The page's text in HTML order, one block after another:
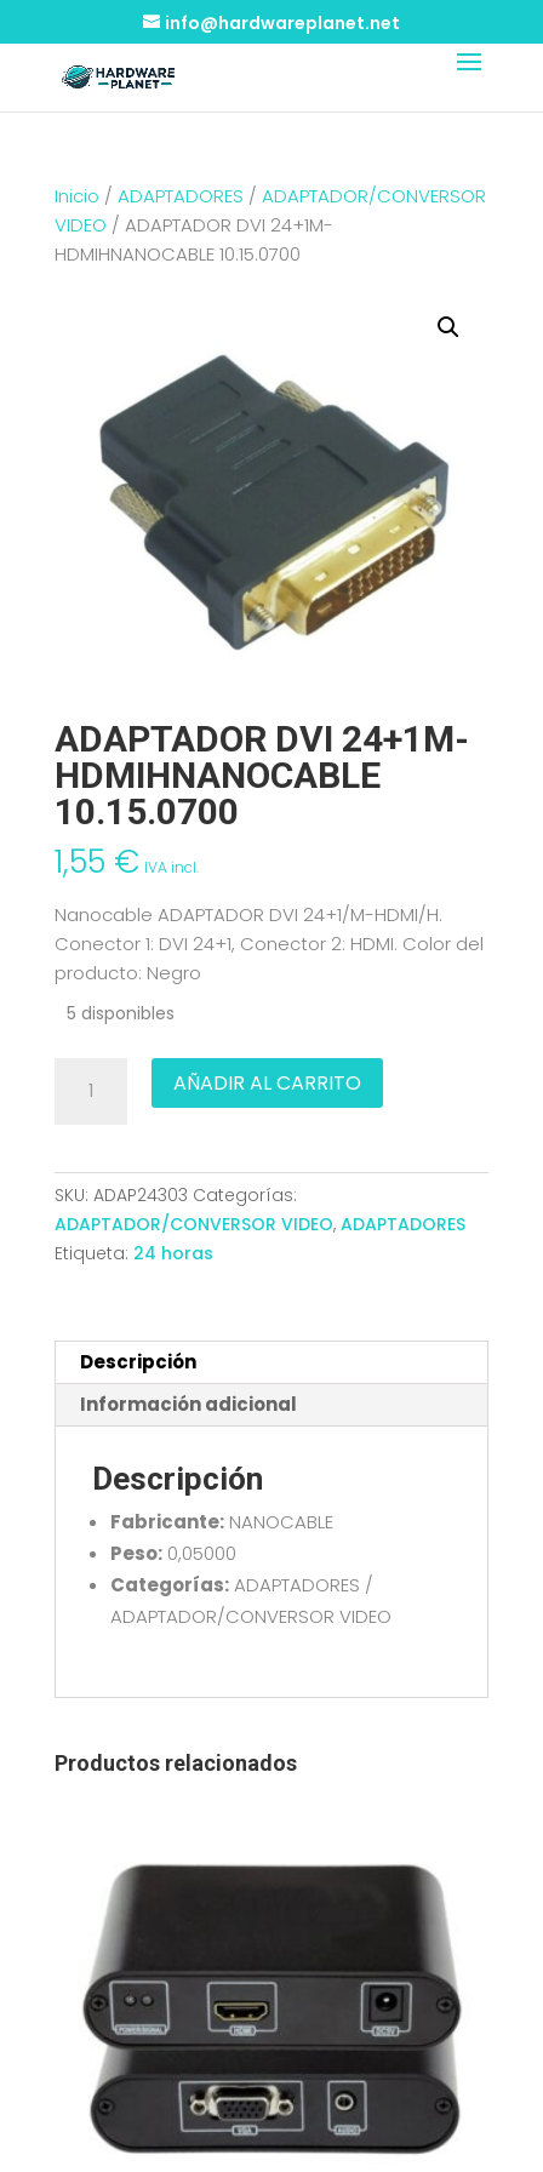
info@hardwareplanet.net
Inicio / ADAPTADORES / ADAPTADOR/CONVERSOR
VIDEO / ADAPTADOR DVI 24+1M-
HDMIHNANOCABLE 10.15.0700
ADAPTADOR DVI 24+1M-
HDMIHNANOCABLE
10.15.0700
1,55 € IVA incl.
Nanocable ADAPTADOR DVI 24+1/M-HDMI/H.
Conector 1: DVI 24+1, Conector 2: HDMI. Color del
producto: Negro
5 disponibles
10.15.0700
cantidad
AÑADIR AL CARRITO
SKU: ADAP24303 Categorías:
ADAPTADOR/CONVERSOR VIDEO, ADAPTADORES
Etiqueta: 24 horas
Descripción
Información adicional
Descripción
Fabricante:NANOCABLE
Peso:0,05000
Categorías:ADAPTADORES /
ADAPTADOR/CONVERSOR VIDEO
Productos relacionados